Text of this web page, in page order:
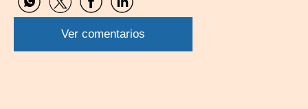
Compartir
por
WhatsApp
Compartir
por
Twitter
Compartir
por
Facebook
Compartir
por
Linkedin
Ver comentarios